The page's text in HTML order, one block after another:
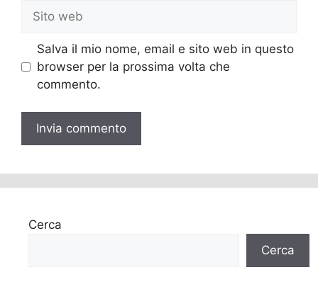
Sito
web
Salva il mio nome, email e sito web in questo
browser per la prossima volta che
commento.
Cerca
Cerca